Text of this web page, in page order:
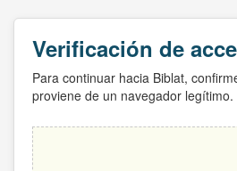
Verificación de
Para continuar hacia Biblat,
proviene de un navegador legítimo.